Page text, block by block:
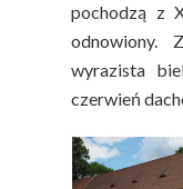
pochodzą z
wyrazista
czerwień